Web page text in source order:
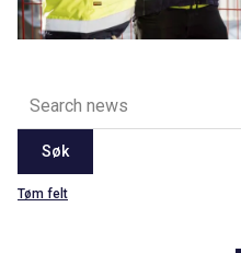
Søk
Tøm felt